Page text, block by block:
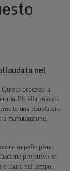
nel
processo a
in PU alla robusta
una risuolatura
manutenzione.
in pelle pieno
protettivo in
e usura nel tempo.